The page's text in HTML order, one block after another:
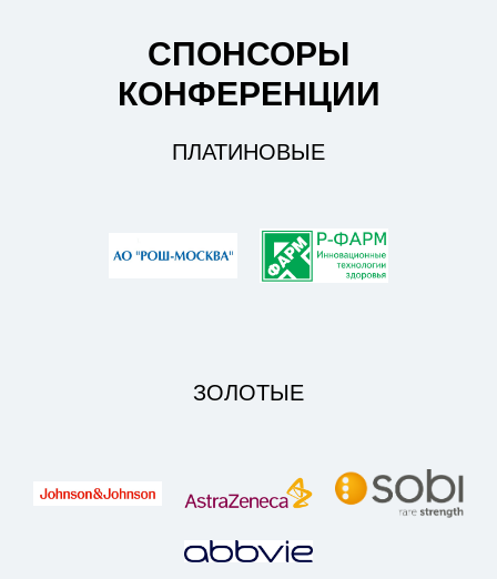
СПОНСОРЫ
КОНФЕРЕНЦИИ
ПЛАТИНОВЫЕ
ЗОЛОТЫЕ